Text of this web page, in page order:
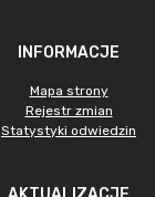
INFORMACJE
Mapa strony
Rejestr zmian
Statystyki odwiedzin